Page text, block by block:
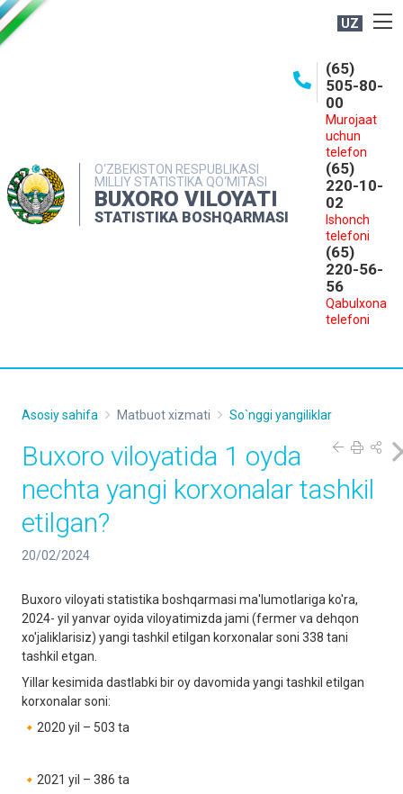
UZ
O‘ZBEKISTON RESPUBLIKASI
MILLIY STATISTIKA QO‘MITASI
BUXORO VILOYATI
STATISTIKA BOSHQARMASI
(65)
505-80-
00
Murojaat
uchun
telefon
(65)
220-10-
02
Ishonch
telefoni
(65)
220-56-
56
Qabulxona
telefoni
MATBUOT XIZMATI
MUROJAATLAR
Asosiy sahifa Matbuot xizmati So`nggi yangiliklar
Buxoro viloyatida 1 oyda
nechta yangi korxonalar tashkil
etilgan?
20/02/2024
Buxoro viloyati statistika boshqarmasi ma'lumotlariga ko'ra,
2024- yil yanvar oyida viloyatimizda jami (fermer va dehqon
xo'jaliklarisiz) yangi tashkil etilgan korxonalar soni 338 tani
tashkil etgan.
Yillar kesimida dastlabki bir oy davomida yangi tashkil etilgan
korxonalar soni:
🔸2020 yil – 503 ta
🔸2021 yil – 386 ta